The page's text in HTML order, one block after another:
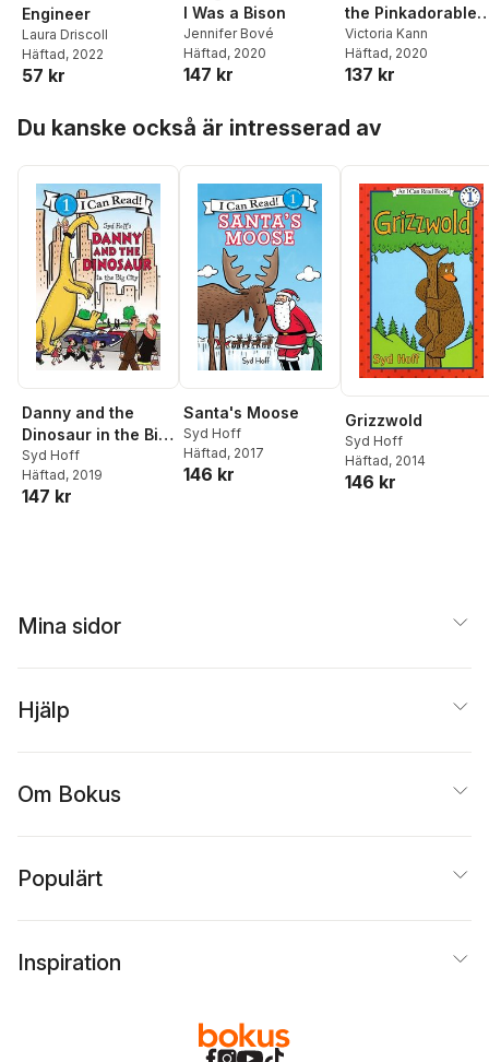
Engineer
Laura Driscoll
Häftad, 2022
57 kr
I Was a Bison
Jennifer Bové
Häftad, 2020
147 kr
the Pinkadorable
Pony
Victoria Kann
Häftad, 2020
137 kr
Du kanske också är intresserad av
Danny and the
Dinosaur in the Big
City
Syd Hoff
Häftad, 2019
147 kr
Santa's Moose
Syd Hoff
Häftad, 2017
146 kr
Grizzwold
Syd Hoff
Häftad, 2014
146 kr
Mina sidor
Hjälp
Om Bokus
Populärt
Inspiration